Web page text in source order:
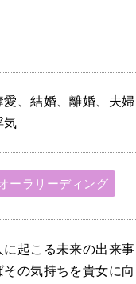
、結婚、離婚、夫
気
ーラリーディング
起こる未来の出来
の気持ちを貴女に